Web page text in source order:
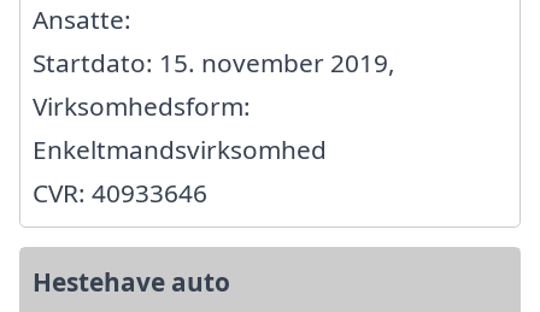
Ansatte:
Startdato: 15. november 2019,
Virksomhedsform:
Enkeltmandsvirksomhed
CVR: 40933646
Hestehave auto